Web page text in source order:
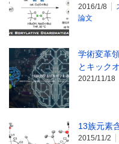
2016/1/8
論文
学術変革
とキック
2021/11/18
13族元素
2015/11/2